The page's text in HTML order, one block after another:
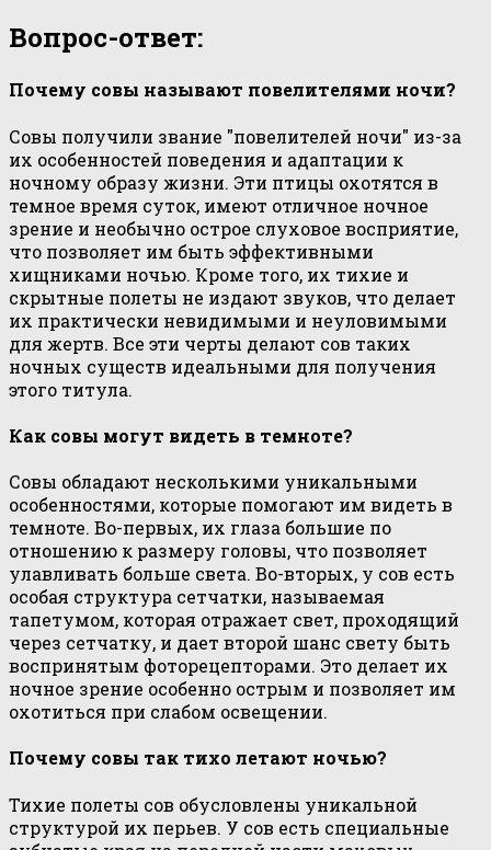
Вопрос-ответ:
Почему совы называют повелителями ночи?
Совы получили звание "повелителей ночи" из-за
их особенностей поведения и адаптации к
ночному образу жизни. Эти птицы охотятся в
темное время суток, имеют отличное ночное
зрение и необычно острое слуховое восприятие,
что позволяет им быть эффективными
хищниками ночью. Кроме того, их тихие и
скрытные полеты не издают звуков, что делает
их практически невидимыми и неуловимыми
для жертв. Все эти черты делают сов таких
ночных существ идеальными для получения
этого титула.
Как совы могут видеть в темноте?
Совы обладают несколькими уникальными
особенностями, которые помогают им видеть в
темноте. Во-первых, их глаза большие по
отношению к размеру головы, что позволяет
улавливать больше света. Во-вторых, у сов есть
особая структура сетчатки, называемая
тапетумом, которая отражает свет, проходящий
через сетчатку, и дает второй шанс свету быть
воспринятым фоторецепторами. Это делает их
ночное зрение особенно острым и позволяет им
охотиться при слабом освещении.
Почему совы так тихо летают ночью?
Тихие полеты сов обусловлены уникальной
структурой их перьев. У сов есть специальные